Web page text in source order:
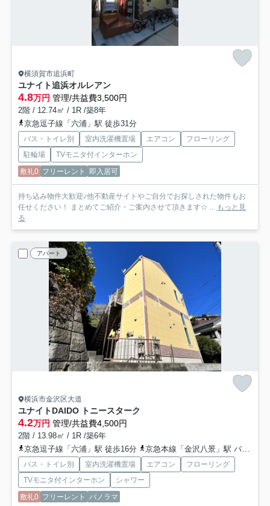
横須賀市追浜町
ユナイト追浜オルレアン
4.8万円 管理/共益費3,500円
2階 / 12.74㎡ / 1R /築8年
京急逗子線「六浦」駅 徒歩31分
バス・トイレ別 室内洗濯機置場 エアコン
フローリング
駐輪場
TVモニタ付インターホン
敷礼0 フリーレント 即入居可
持ち込み物件大歓迎♪他不動産サイトやご自分でお探しされた物件もお
任せください！ まとめてご紹介・ご案内させて頂きます☆ ... もっと見
る
アパート
横浜市金沢区大道
ユナイトDAIDO トニースターク
4.2万円 管理/共益費4,500円
2階 / 13.98㎡ / 1R /築6年
京急逗子線「六浦」駅 徒歩16分
京急本線「金沢八景」駅 バス14分 「大道」 停歩6分
バス・トイレ別 室内洗濯機置場 エアコン
フローリング
TVモニタ付インターホン
シャワー
敷礼0 フリーレント パノラマ